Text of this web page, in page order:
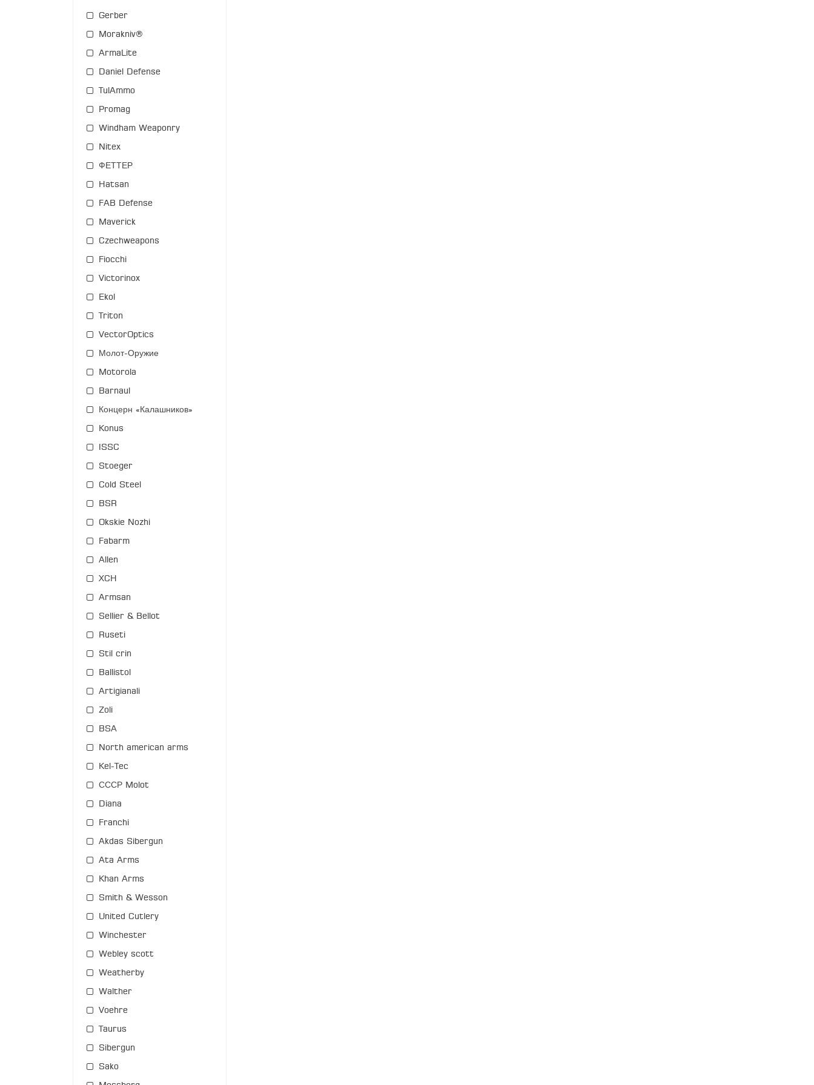
Gerber
Morakniv®
ArmaLite
Daniel Defense
TulAmmo
Promag
Windham Weaponry
Nitex
ФЕТТЕР
Hatsan
FAB Defense
Maverick
Czechweapons
Fiocchi
Victorinox
Ekol
Triton
VectorOptics
Молот-Оружие
Motorola
Barnaul
Концерн «Калашников»
Konus
ISSC
Stoeger
Cold Steel
BSR
Okskie Nozhi
Fabarm
Allen
XCH
Armsan
Sellier & Bellot
Ruseti
Stil crin
Ballistol
Artigianali
Zoli
BSA
North american arms
Kel-Tec
СССР Molot
Diana
Franchi
Akdas Sibergun
Ata Arms
Khan Arms
Smith & Wesson
United Cutlery
Winchester
Webley scott
Weatherby
Walther
Voehre
Taurus
Sibergun
Sako